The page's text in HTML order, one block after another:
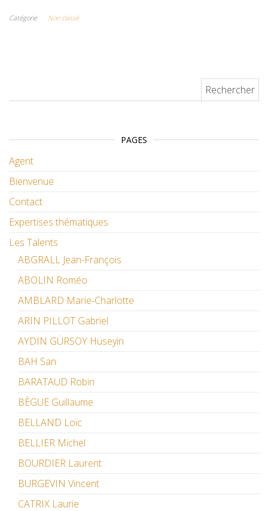
Catégorie Non classé
PAGES
Agent
Bienvenue
Contact
Expertises thématiques
Les Talents
ABGRALL Jean-François
ABOLIN Roméo
AMBLARD Marie-Charlotte
ARIN PILLOT Gabriel
AYDIN GÜRSOY Hüseyin
BAH San
BARATAUD Robin
BÈGUE Guillaume
BELLAND Loïc
BELLIER Michel
BOURDIER Laurent
BURGEVIN Vincent
CATRIX Laurie